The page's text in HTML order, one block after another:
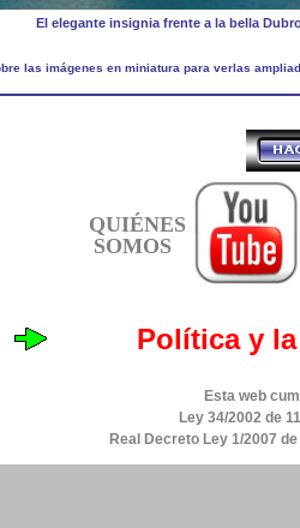
El elegante insignia frente a la bella
las imágenes en miniatura para verlas
QUIÉNES
SOMOS
Política y
Esta web
Ley 34/2002 de
Real Decreto Ley 1/2007